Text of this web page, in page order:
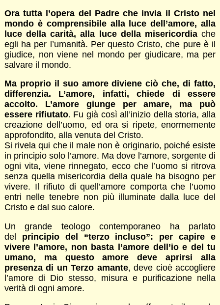
Ora tutta l’opera del Padre che invia il Cristo nel
mondo è comprensibile alla luce dell’amore, alla
luce della carità, alla luce della misericordiache
egli ha per l’umanità. Per questo Cristo, che pure è il
giudice, non viene nel mondo per giudicare, ma per
salvare il mondo.
Ma proprio il suo amore diviene ciò che, di fatto,
differenzia. L’amore, infatti, chiede di essere
accolto. L’amore giunge per amare, ma può
essere rifiutato. Fu già così all’inizio della storia, alla
creazione dell’uomo, ed ora si ripete, enormemente
approfondito, alla venuta del Cristo.
Si rivela qui che il male non è originario, poiché esiste
in principio solo l’amore. Ma dove l’amore, sorgente di
ogni vita, viene rinnegato, ecco che l’uomo si ritrova
senza quella misericordia della quale ha bisogno per
vivere. Il rifiuto di quell’amore comporta che l’uomo
entri nelle tenebre non più illuminate dalla luce del
Cristo e dal suo calore.
Un grande teologo contemporaneo ha parlato
del principio del “terzo incluso”: per capire e
vivere l’amore, non basta l’amore dell’io e del tu
umano, ma questo amore deve aprirsi alla
presenza di un Terzo amante, deve cioè accogliere
l’amore di Dio stesso, misura e purificazione nella
verità di ogni amore.